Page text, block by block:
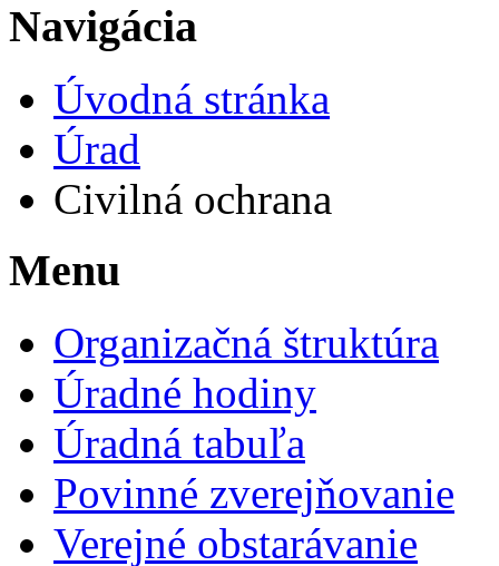
Navigácia
Úvodná stránka
Úrad
Civilná ochrana
Menu
Organizačná štruktúra
Úradné hodiny
Úradná tabuľa
Povinné zverejňovanie
Verejné obstarávanie